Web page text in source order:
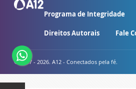
Programa de Integridade
Direitos Autorais Fale
© 2007 - 2026. A12 - Conectados pela fé.